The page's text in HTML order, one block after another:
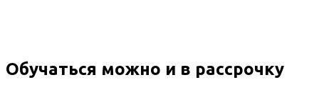
Обучаться можно и в рассрочку